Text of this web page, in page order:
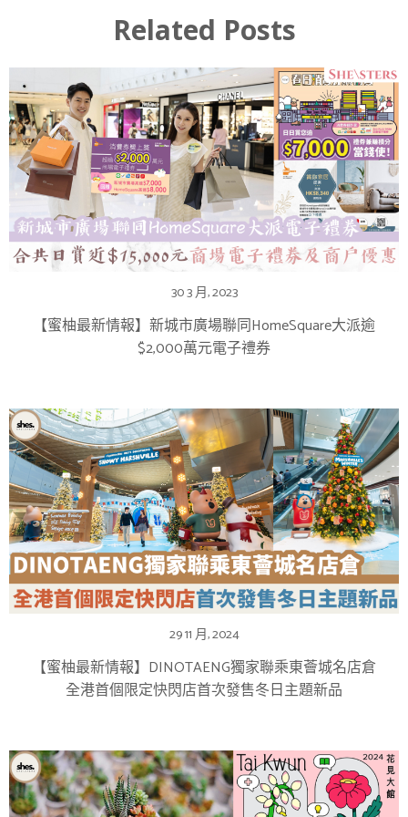
Related Posts
30 3 月, 2023
【蜜柚最新情報】新城市廣場聯同HomeSquare大派逾
$2,000萬元電子禮券
29 11 月, 2024
【蜜柚最新情報】DINOTAENG獨家聯乘東薈城名店倉
全港首個限定快閃店首次發售冬日主題新品